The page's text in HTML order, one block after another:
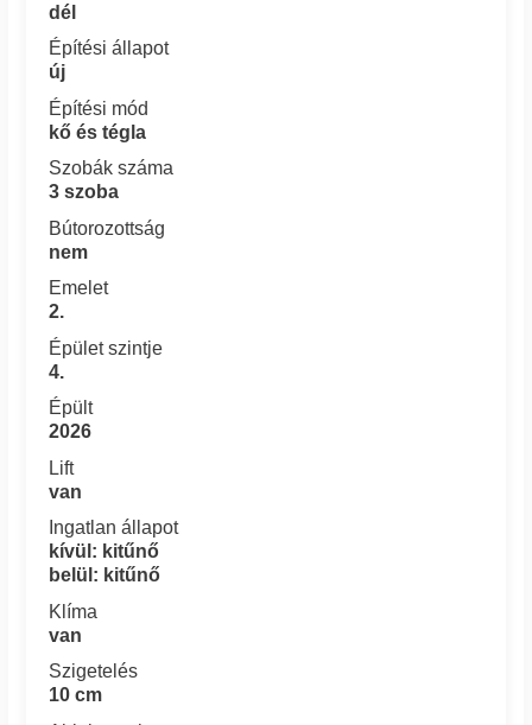
dél
Építési állapot
új
Építési mód
kő és tégla
Szobák száma
3 szoba
Bútorozottság
nem
Emelet
2.
Épület szintje
4.
Épült
2026
Lift
van
Ingatlan állapot
kívül: kitűnő
belül: kitűnő
Klíma
van
Szigetelés
10 cm